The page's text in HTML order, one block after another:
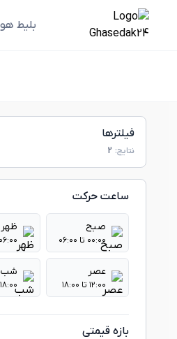
بلیط
فیلترها
نتایج: 2
ساعت حرکت
صبح
۰۰:۰۰ تا ۰۶:۰۰
ظهر
۰۶:۰۰ تا ۱۲:۰۰
عصر
۱۲:۰۰ تا ۱۸:۰۰
شب
۱۸:۰۰ تا ۲۴:۰۰
بازه قیمتی